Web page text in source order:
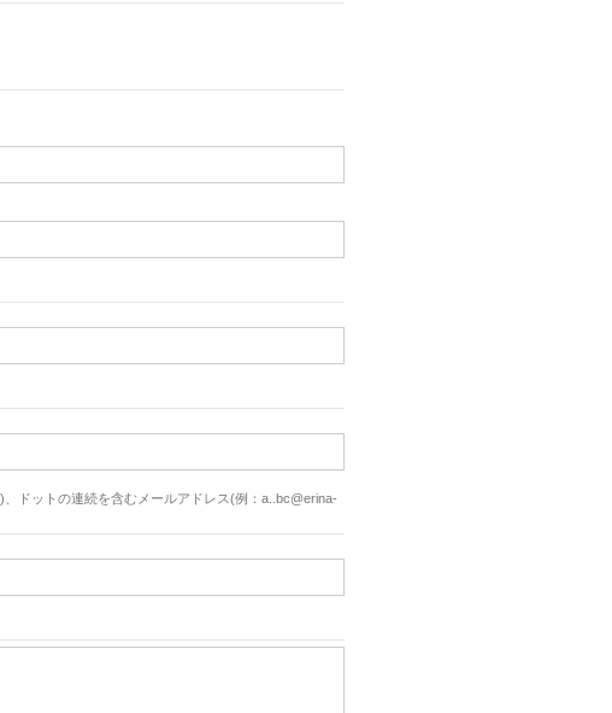
ドットの連続を含むメールアドレス(例：a..bc@erina-